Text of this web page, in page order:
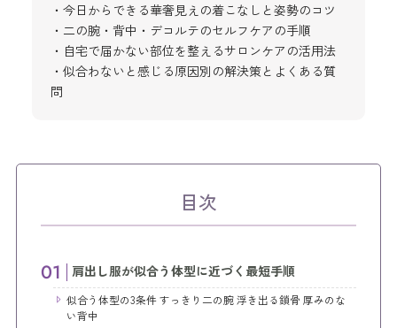
・今日からできる華奢見えの着こなしと姿勢のコツ
・二の腕・背中・デコルテのセルフケアの手順
・自宅で届かない部位を整えるサロンケアの活用法
・似合わないと感じる原因別の解決策とよくある質
問
目次
肩出し服が似合う体型に近づく最短手順
似合う体型の3条件 すっきり二の腕 浮き出る鎖骨 厚みのな
い背中